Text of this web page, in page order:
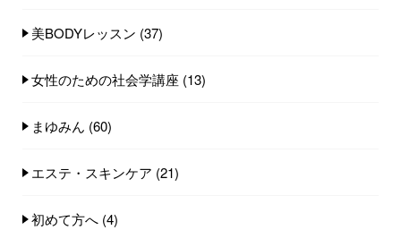
美BODYレッスン (37)
女性のための社会学講座 (13)
まゆみん (60)
エステ・スキンケア (21)
初めて方へ (4)